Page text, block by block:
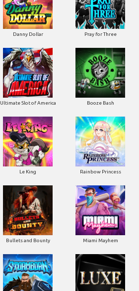
Danny Dollar Pray for Three
Ultimate Slot of America Booze Bash
Le King Rainbow Princess
Bullets and Bounty Miami Mayhem